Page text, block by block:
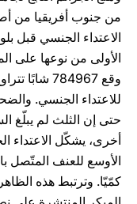
من جنوب أفريقيا من
الأولى من نوعها على
للاعتداء الجنسي.
حتى إن الثلث لم يبلّغ
أخرى، يشكّل الاعتداء
الأوسع للعنف المتّصل
كمّيّا. وترتبط هذه